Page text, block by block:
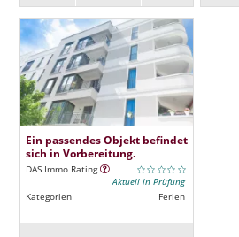
Ein passendes Objekt befindet
sich in Vorbereitung.
DAS Immo Rating
Aktuell in Prüfung
Kategorien
Ferien